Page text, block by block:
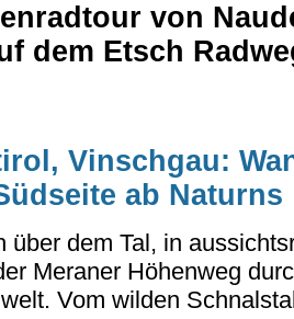
von
dem Etsch
Vinschgau:
ab Naturns
über dem Tal, in
Meraner Höhenweg
Vom wilden